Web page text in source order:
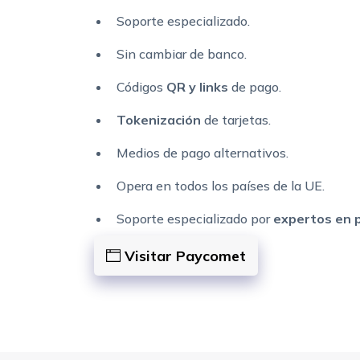
Soporte especializado.
Sin cambiar de banco.
Códigos QR y links de pago.
Tokenización de tarjetas.
Medios de pago alternativos.
Opera en todos los países de la UE.
Soporte especializado por expertos en
Visitar Paycomet